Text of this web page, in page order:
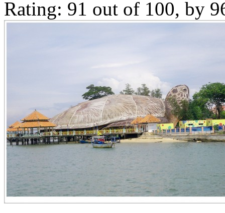
Rating: 91 out of 100, by